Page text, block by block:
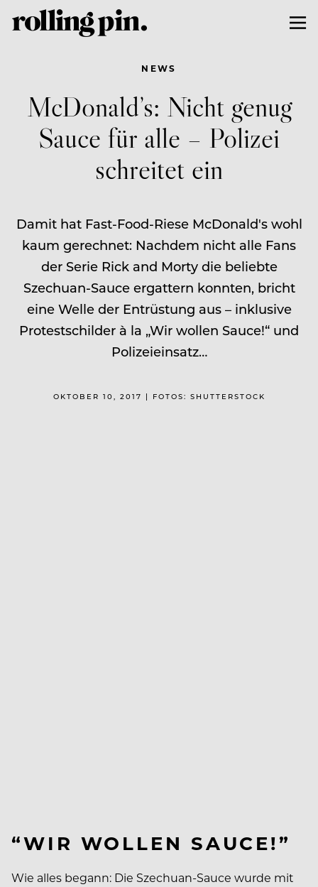
NEWS
McDonald’s: Nicht genug
Sauce für alle – Polizei
schreitet ein
Damit hat Fast-Food-Riese McDonald's wohl
kaum gerechnet: Nachdem nicht alle Fans
der Serie Rick and Morty die beliebte
Szechuan-Sauce ergattern konnten, bricht
eine Welle der Entrüstung aus – inklusive
Protestschilder à la „Wir wollen Sauce!“ und
Polizeieinsatz…
OKTOBER 10, 2017 | FOTOS: SHUTTERSTOCK
“WIR WOLLEN SAUCE!”
Wie alles begann: Die Szechuan-Sauce wurde mit